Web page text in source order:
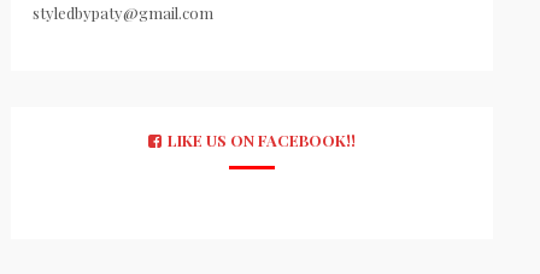
styledbypaty@gmail.com
LIKE US ON FACEBOOK!!